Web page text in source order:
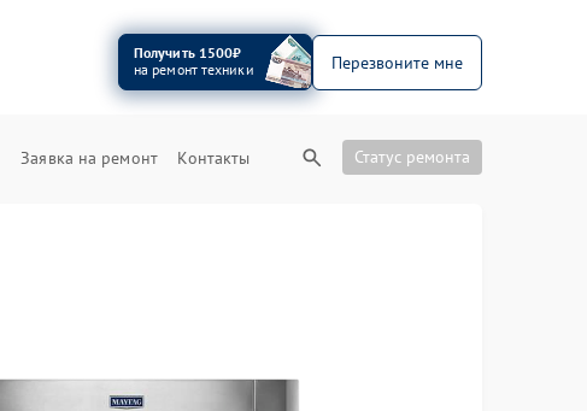
Получить 1500₽
на ремонт техники
Перезвоните мне
Заявка на ремонт Контакты Статус ремонта